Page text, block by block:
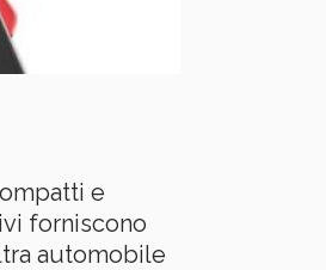
e
forniscono
automobile